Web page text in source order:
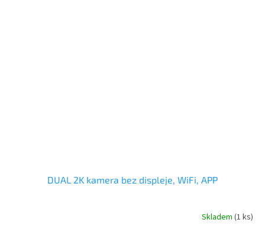
DUAL 2K kamera bez displeje, WiFi, APP
Skladem (1 ks)